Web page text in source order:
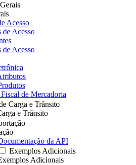
Acesso
de Acesso
de Acesso
de Mercadoria
Carga e Trânsito
e Trânsito
da API
Exemplos Adicionais
Adicionais